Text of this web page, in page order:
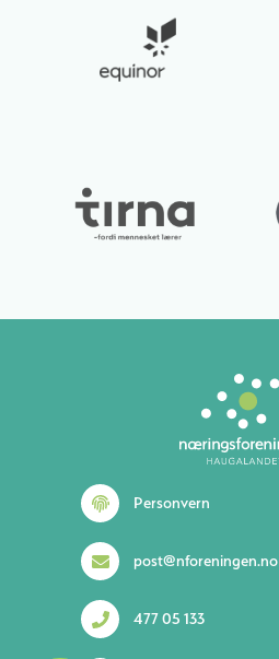
Personvern
post@nforeningen.no
477 05 133